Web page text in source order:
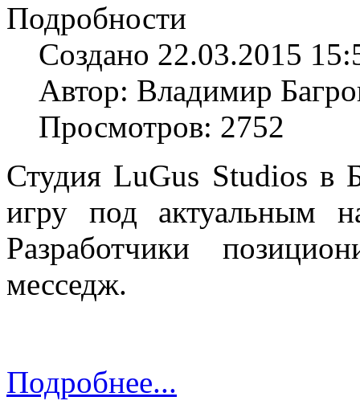
Подробности
Создано 22.03.2015
Автор: Владимир
Просмотров: 2752
Студия LuGus Studios в
игру под актуальным
Разработчики
месседж.
Подробнее...